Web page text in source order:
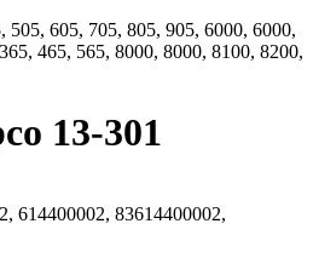
605, 705, 805, 905, 6000, 6000,
465, 565, 8000, 8000, 8100, 8200,
13-301
614400002, 83614400002,